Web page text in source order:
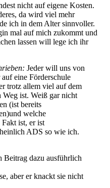
nicht auf eigene Kosten.
da wird viel mehr
ich in dem Alter sinnvoller.
mal auf mich zukommt und
lassen will lege ich ihr
Jeder will uns von
eine Förderschule
trotz allem viel auf dem
Weg ist. Weiß gar nicht
(ist bereits
welche
ist, er ist
ADS so wie ich.
Beitrag dazu ausführlich
aber er knackt sie nicht